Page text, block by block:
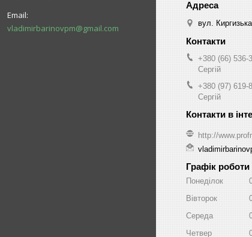
vladimirbarinovpm@gmail.com вул.
+380 (66) 536-
Сергій
+380 (97) 619-
Сергій
http://
Графік роботи
Понеділок
Вівторок
Середа
Четвер